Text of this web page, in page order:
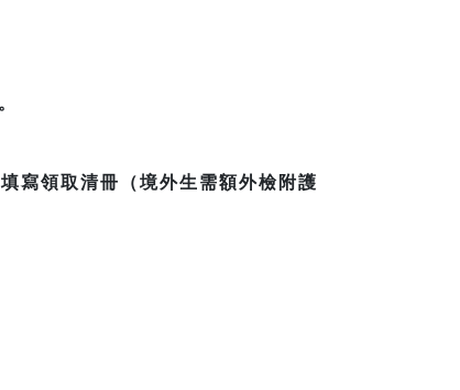
寫領取清冊（境外生需額外檢附護